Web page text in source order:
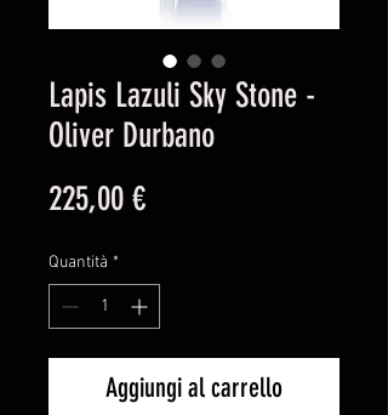
Lapis Lazuli Sky Stone -
Oliver Durbano
225,00 €Prezzo
Quantità *
Aggiungi al carrello